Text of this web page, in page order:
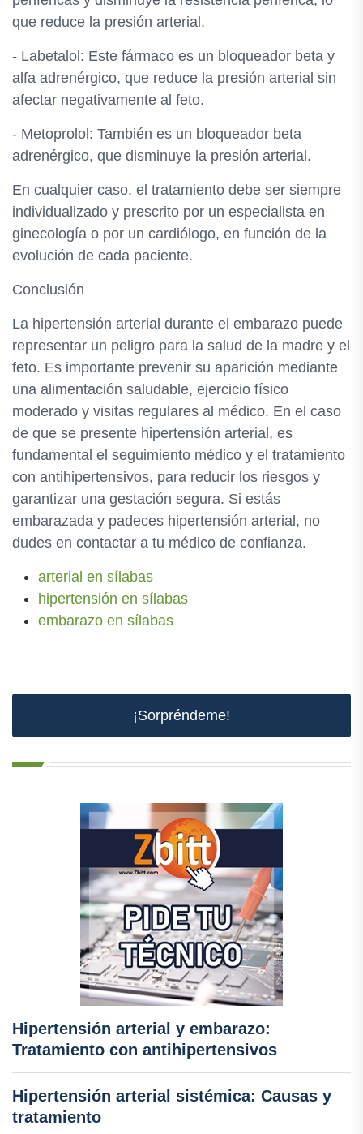
que reduce la presión arterial.
- Labetalol: Este fármaco es un bloqueador beta y
alfa adrenérgico, que reduce la presión arterial sin
afectar negativamente al feto.
- Metoprolol: También es un bloqueador beta
adrenérgico, que disminuye la presión arterial.
En cualquier caso, el tratamiento debe ser siempre
individualizado y prescrito por un especialista en
ginecología o por un cardiólogo, en función de la
evolución de cada paciente.
Conclusión
La hipertensión arterial durante el embarazo puede
representar un peligro para la salud de la madre y el
feto. Es importante prevenir su aparición mediante
una alimentación saludable, ejercicio físico
moderado y visitas regulares al médico. En el caso
de que se presente hipertensión arterial, es
fundamental el seguimiento médico y el tratamiento
con antihipertensivos, para reducir los riesgos y
garantizar una gestación segura. Si estás
embarazada y padeces hipertensión arterial, no
dudes en contactar a tu médico de confianza.
arterial en sílabas
hipertensión en sílabas
embarazo en sílabas
¡Sorpréndeme!
Hipertensión arterial y embarazo:
Tratamiento con antihipertensivos
Hipertensión arterial sistémica: Causas y
tratamiento